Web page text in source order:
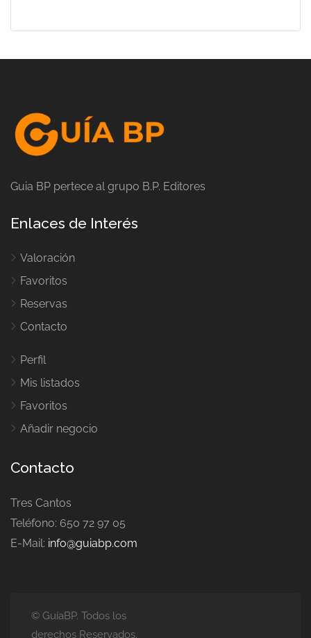
Guia BP pertece al grupo B.P. Editores
Enlaces de Interés
Valoración
Favoritos
Reservas
Contacto
Perfil
Mis listados
Favoritos
Añadir negocio
Contacto
Tres Cantos
Teléfono: 650 72 97 05
E-Mail: info@guiabp.com
© GuíaBP. Todos los
derechos Reservados.